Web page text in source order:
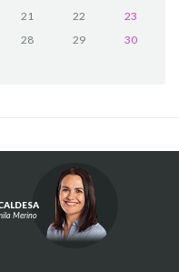
21 22
23
28 29
30
Merino